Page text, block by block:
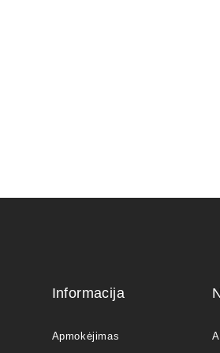
Informacija
Apmokėjimas